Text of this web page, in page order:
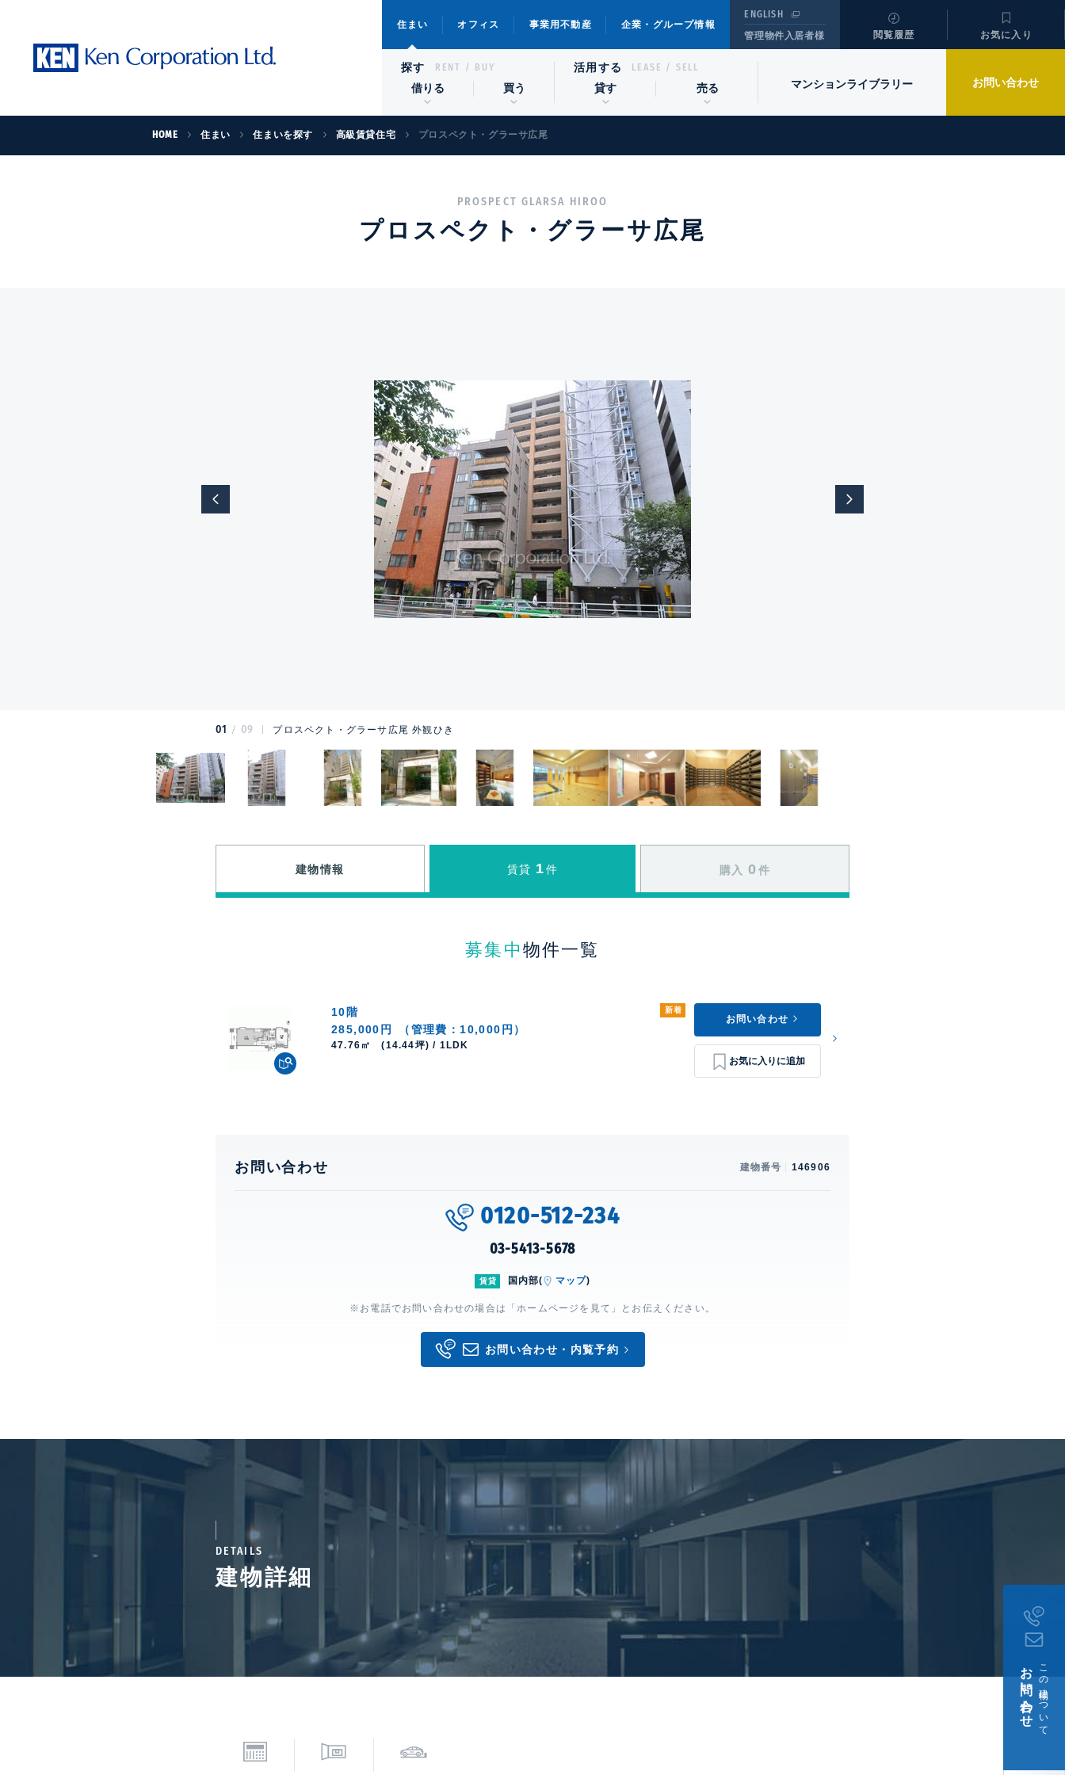
住まい オフィス 事業用不動産 企業・グループ情報
ENGLISH
管理物件入居者様
閲覧履歴 お気に入り
探す RENT / BUY
借りる 買う
活用する LEASE / SELL
貸す 売る マンションライブラリー お問い合わせ
HOME 住まい 住まいを探す 高級賃貸住宅 プロスペクト・グラーサ広尾
PROSPECT GLARSA HIROO
プロスペクト・グラーサ広尾
01 09 プロスペクト・グラーサ広尾 外観ひき
建物情報 賃貸 1 件 購入 0 件
募集中 物件一覧
新着
10階
285,000円
（管理費：10,000円）
47.76㎡ (14.44坪) / 1LDK
お問い合わせ
お問い合わせ 建物番号 146906
0120-512-234
03-5413-5678
賃貸 国内部( マップ)
※お電話でお問い合わせの場合は「ホームページを見て」とお伝えください。
お問い合わせ・内覧予約
DETAILS
建物詳細
この建物について
お問い合わせ